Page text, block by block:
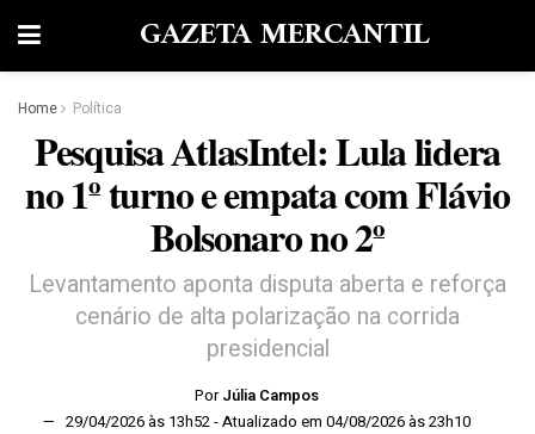
GAZETA MERCANTIL
Home Política
Pesquisa AtlasIntel: Lula lidera
no 1º turno e empata com Flávio
Bolsonaro no 2º
Levantamento aponta disputa aberta e reforça
cenário de alta polarização na corrida
presidencial
Por Júlia Campos
29/04/2026 às 13h52 - Atualizado em 04/08/2026 às 23h10